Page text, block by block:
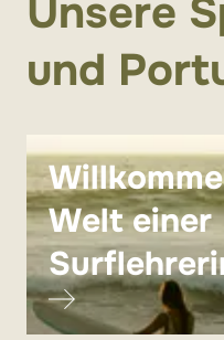
Unsere
und
Welt einer